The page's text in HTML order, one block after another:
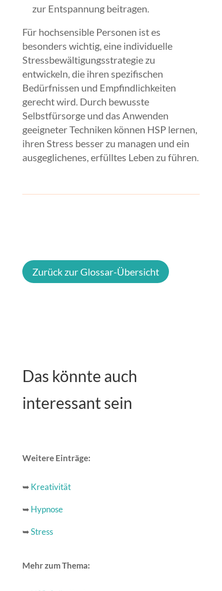
zur Entspannung beitragen.
Für hochsensible Personen ist es
besonders wichtig, eine individuelle
Stressbewältigungsstrategie zu
entwickeln, die ihren spezifischen
Bedürfnissen und Empfindlichkeiten
gerecht wird. Durch bewusste
Selbstfürsorge und das Anwenden
geeigneter Techniken können HSP lernen,
ihren Stress besser zu managen und ein
ausgeglichenes, erfülltes Leben zu führen.
Zurück zur Glossar-Übersicht
Das könnte auch
interessant sein
Weitere Einträge:
➥Kreativität
➥Hypnose
➥Stress
Mehr zum Thema: